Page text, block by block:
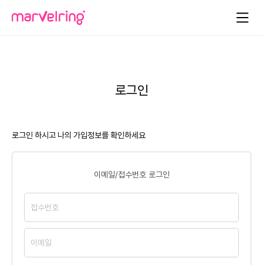
로그인
로그인 하시고 나의 가입정보를 확인하세요
이메일/접수번호 로그인